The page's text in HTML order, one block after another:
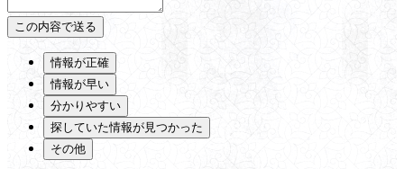
情報が正確
情報が早い
分かりやすい
探していた情報が見つかった
その他